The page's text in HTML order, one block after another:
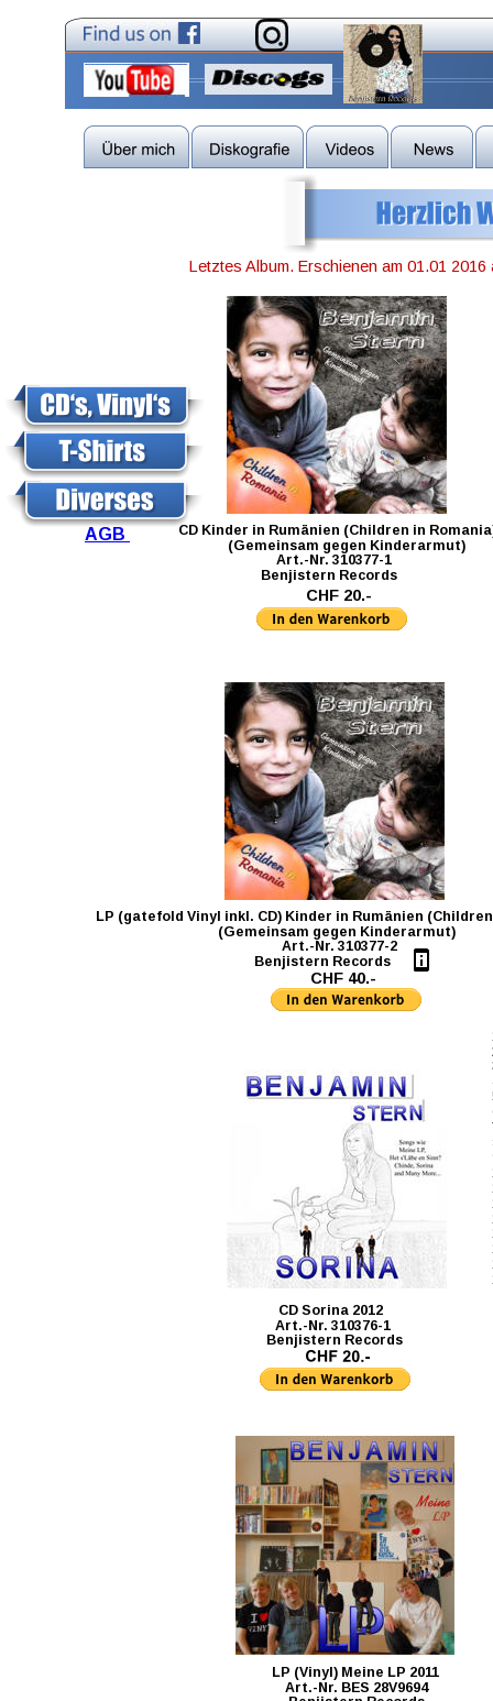
Letztes Album. Erschienen am 01.01 2016
CD Kinder in Rumänien (Children in
(Gemeinsam gegen Kinderarmut)
Art.-Nr. 310377-1
Benjistern Records
CHF 20.-
CD Sorina 2012
Art.-Nr. 310376-1
Benjistern Records
LP (gatefold Vinyl inkl. CD) Kinder in Rumänien
(Gemeinsam gegen Kinderarmut)
Art.-Nr. 310377-2
Benjistern Records
CHF 40.-
LP (Vinyl) Meine LP 2011
Art.-Nr. BES 28V9694
AGB